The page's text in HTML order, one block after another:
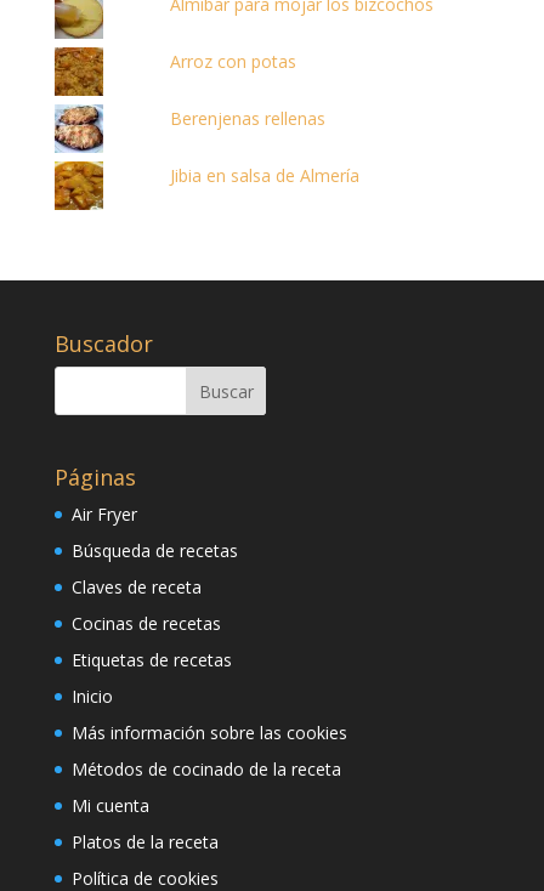
Almíbar para mojar los bizcochos
Arroz con potas
Berenjenas rellenas
Jibia en salsa de Almería
Buscador
Páginas
Air Fryer
Búsqueda de recetas
Claves de receta
Cocinas de recetas
Etiquetas de recetas
Inicio
Más información sobre las cookies
Métodos de cocinado de la receta
Mi cuenta
Platos de la receta
Política de cookies